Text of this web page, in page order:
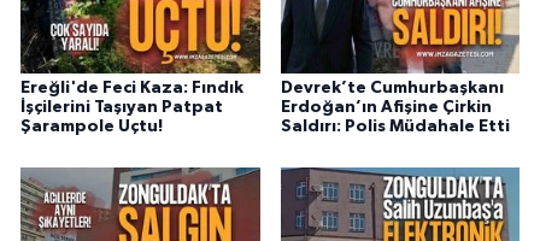
Ereğli'de Feci Kaza: Fındık
İşçilerini Taşıyan Patpat
Şarampole Uçtu!
Devrek’te Cumhurbaşkanı
Erdoğan’ın Afişine Çirkin
Saldırı: Polis Müdahale Etti